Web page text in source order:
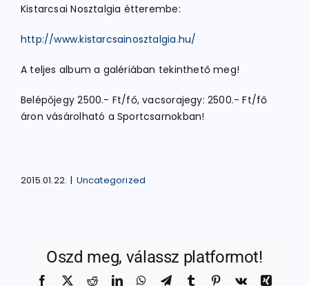
Kistarcsai Nosztalgia étterembe:
http://www.kistarcsainosztalgia.hu/
A teljes album a galériában tekinthető meg!
Belépőjegy 2500.- Ft/fő, vacsorajegy: 2500.- Ft/fő
áron vásárolható a Sportcsarnokban!
2015.01.22. | Uncategorized
Oszd meg, válassz platformot!
Facebook
X RedditLinkedInWhatsApp
TelegramTumblr Pinterest
Vk
Xing